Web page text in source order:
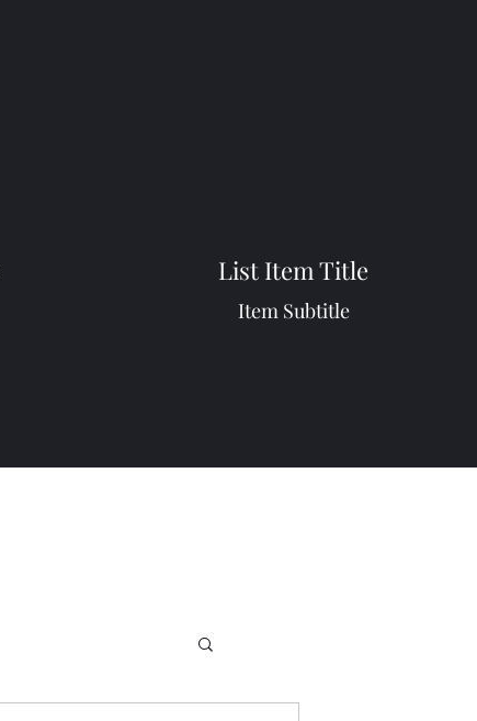
List Item Title
Item Subtitle